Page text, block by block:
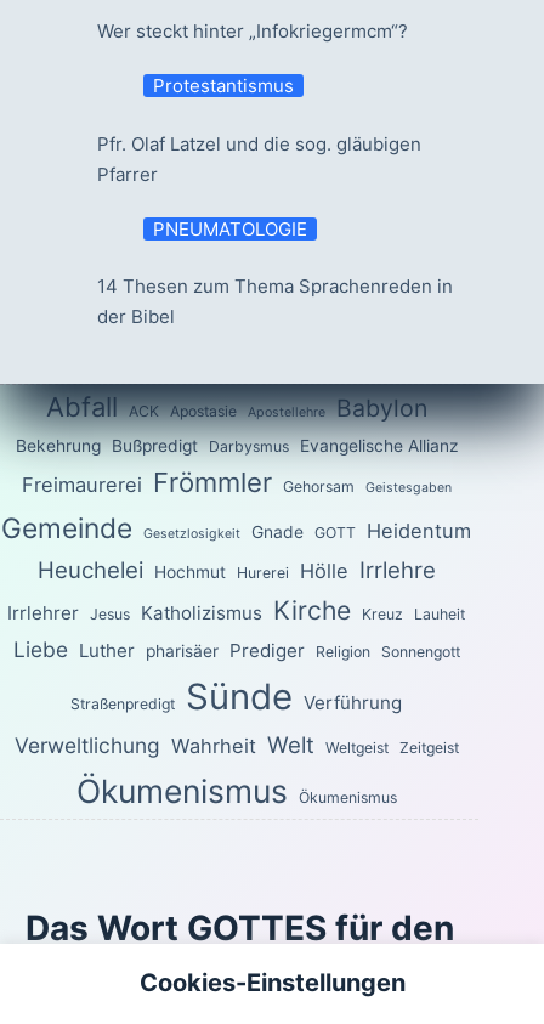
Wer steckt hinter „Infokriegermcm“?
Protestantismus
Pfr. Olaf Latzel und die sog. gläubigen
Pfarrer
PNEUMATOLOGIE
14 Thesen zum Thema Sprachenreden in
der Bibel
Abfall ACK Apostasie Apostellehre Babylon
Bekehrung Bußpredigt Darbysmus Evangelische Allianz
Freimaurerei Frömmler Gehorsam Geistesgaben
Gemeinde Gesetzlosigkeit Gnade GOTT Heidentum
Heuchelei Hochmut Hurerei Hölle Irrlehre
Irrlehrer Jesus Katholizismus Kirche Kreuz Lauheit
Liebe Luther pharisäer Prediger Religion Sonnengott
Straßenpredigt Sünde Verführung
Verweltlichung Wahrheit Welt Weltgeist Zeitgeist
Ökumenismus Ökumenismus
Das Wort GOTTES für den
heutigen Tag
Cookies-Einstellungen